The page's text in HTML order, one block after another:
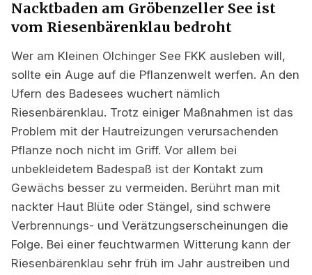
Nacktbaden am Gröbenzeller See ist
vom Riesenbärenklau bedroht
Wer am Kleinen Olchinger See FKK ausleben will,
sollte ein Auge auf die Pflanzenwelt werfen. An den
Ufern des Badesees wuchert nämlich
Riesenbärenklau. Trotz einiger Maßnahmen ist das
Problem mit der Hautreizungen verursachenden
Pflanze noch nicht im Griff. Vor allem bei
unbekleidetem Badespaß ist der Kontakt zum
Gewächs besser zu vermeiden. Berührt man mit
nackter Haut Blüte oder Stängel, sind schwere
Verbrennungs- und Verätzungserscheinungen die
Folge. Bei einer feuchtwarmen Witterung kann der
Riesenbärenklau sehr früh im Jahr austreiben und